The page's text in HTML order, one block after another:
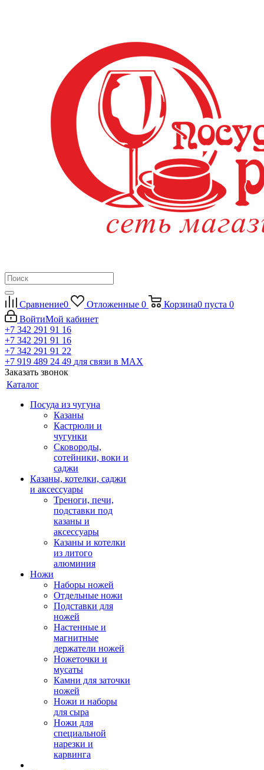
Сравнение0 Отложенные 0 Корзина0 пуста 0
ВойтиМой кабинет
+7 342 291 91 16
+7 342 291 91 16
+7 342 291 91 22
+7 919 489 24 49 для связи в МАХ
Заказать звонок
Каталог
Посуда из чугуна
Казаны
Кастрюли и
чугунки
Сковороды,
сотейники, воки и
саджи
Казаны, котелки, саджи
и аксессуары
Треноги, печи,
подставки под
казаны и
аксессуары
Казаны и котелки
из литого
алюминия
Ножи
Наборы ножей
Отдельные ножи
Подставки для
ножей
Настенные и
магнитные
держатели ножей
Ножеточки и
мусаты
Камни для заточки
ножей
Ножи и наборы
для сыра
Ножи для
специальной
нарезки и
карвинга